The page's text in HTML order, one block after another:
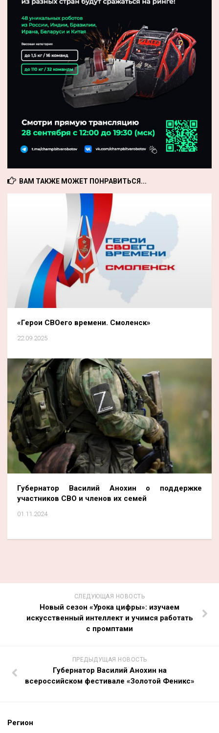
ВАМ ТАКЖЕ МОЖЕТ ПОНРАВИТЬСЯ...
«Герои СВОего времени. Смоленск»
22.09.2025
Губернатор Василий Анохин о поддержке
участников СВО и членов их семей
01.11.2024
СЛЕДУЮЩАЯ НОВОСТЬ
Новый сезон «Урока цифры»: изучаем
искусственный интеллект и учимся работать
с промптами
ПРЕДЫДУЩАЯ НОВОСТЬ
Губернатор Василий Анохин на
всероссийском фестивале «Золотой Феникс»
Регион